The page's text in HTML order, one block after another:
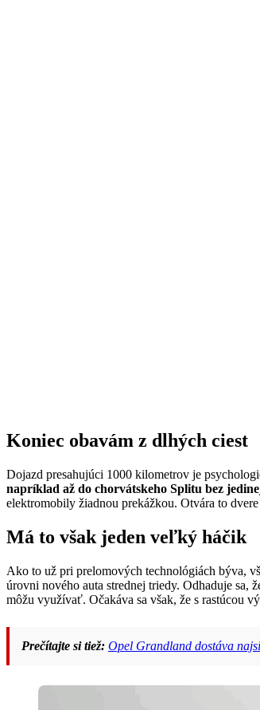
Koniec obavám z dlhých ciest
Dojazd presahujúci 1000 kilometrov je
napríklad až do chorvátskeho Splitu bez
elektromobily žiadnou prekážkou. Otvára to
Má to však jeden veľký háčik
Ako to už pri prelomových technológiách býva,
úrovni nového auta strednej triedy. Odhaduje
môžu využívať. Očakáva sa však, že s rastúcou
Prečítajte si tiež: Opel Grandland dostáva